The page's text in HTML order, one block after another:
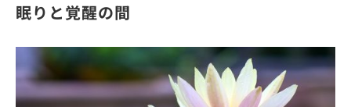
眠りと覚醒の間